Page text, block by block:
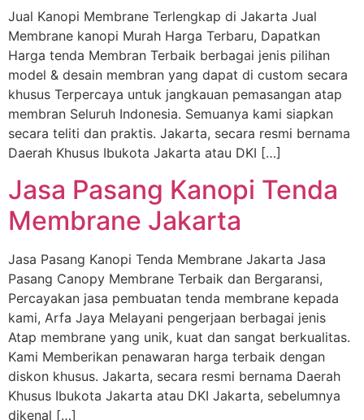
Jual Kanopi Membrane Terlengkap di Jakarta Jual
Membrane kanopi Murah Harga Terbaru, Dapatkan
Harga tenda Membran Terbaik berbagai jenis pilihan
model & desain membran yang dapat di custom secara
khusus Terpercaya untuk jangkauan pemasangan atap
membran Seluruh Indonesia. Semuanya kami siapkan
secara teliti dan praktis. Jakarta, secara resmi bernama
Daerah Khusus Ibukota Jakarta atau DKI […]
Jasa Pasang Kanopi Tenda
Membrane Jakarta
Jasa Pasang Kanopi Tenda Membrane Jakarta Jasa
Pasang Canopy Membrane Terbaik dan Bergaransi,
Percayakan jasa pembuatan tenda membrane kepada
kami, Arfa Jaya Melayani pengerjaan berbagai jenis
Atap membrane yang unik, kuat dan sangat berkualitas.
Kami Memberikan penawaran harga terbaik dengan
diskon khusus. Jakarta, secara resmi bernama Daerah
Khusus Ibukota Jakarta atau DKI Jakarta, sebelumnya
dikenal […]